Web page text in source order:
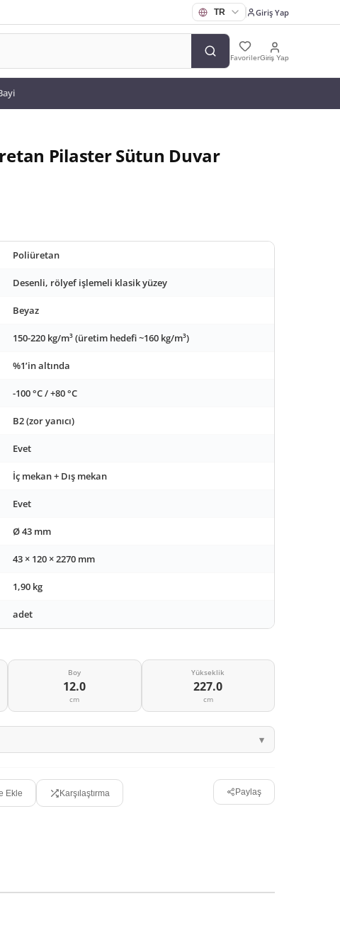
Giriş Yap
FavorilerGiriş Yap
Pilaster Sütun Duvar
Poliüretan
Desenli, rölyef işlemeli klasik yüzey
Beyaz
150-220 kg/m³ (üretim hedefi ~160 kg/m³)
%1’in altında
-100 °C / +80 °C
B2 (zor yanıcı)
Evet
İç mekan + Dış mekan
Evet
Ø 43 mm
43 × 120 × 2270 mm
1,90 kg
adet
Boy
12.0
cm
Yükseklik
227.0
cm
Ekle Karşılaştırma Paylaş